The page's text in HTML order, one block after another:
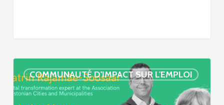
COMMUNAUTÉ D'IMPACT SUR L'EMPLOI
Simone »
épisode